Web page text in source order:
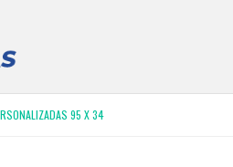
95 X 34